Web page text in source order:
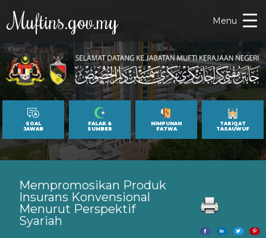
Muftins.gov.my Menu
SOAL
JAWAB
FALAK &
SUMBER
HIMPUNAN
FATWA
TARIQAT
TASAUWUF
Mempromosikan Produk
Insurans Konvensional
Menurut Perspektif
Syariah